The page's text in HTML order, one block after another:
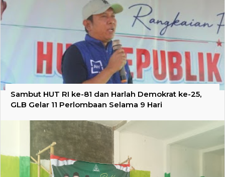
Sambut HUT RI ke-81 dan Harlah Demokrat ke-25,
GLB Gelar 11 Perlombaan Selama 9 Hari